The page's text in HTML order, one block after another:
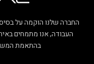
החברה שלנו הוקמה על
העבודה, אנו מתמחים
בהתאמת